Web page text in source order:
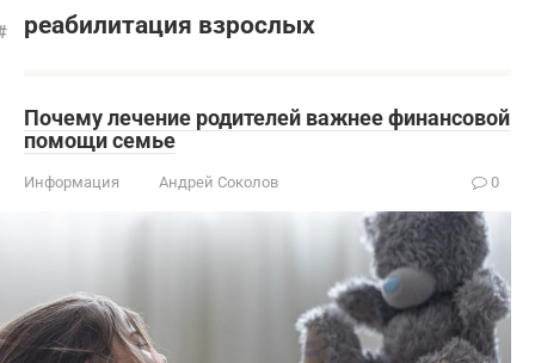
реабилитация взрослых
Почему лечение родителей важнее финансовой
помощи семье
Информация Андрей Соколов 0